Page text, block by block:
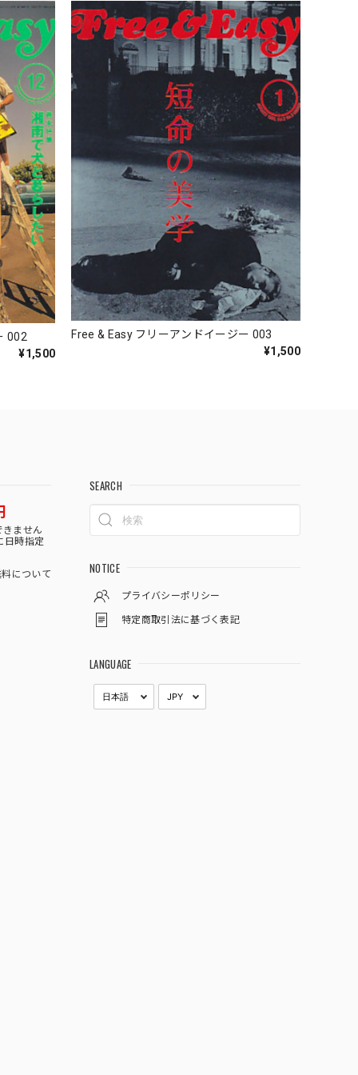
002
¥1,500
Free & Easy フリーアンドイージー 003
¥1,500
きません
日時指定
について
SEARCH
NOTICE
プライバシーポリシー
特定商取引法に基づく表記
LANGUAGE